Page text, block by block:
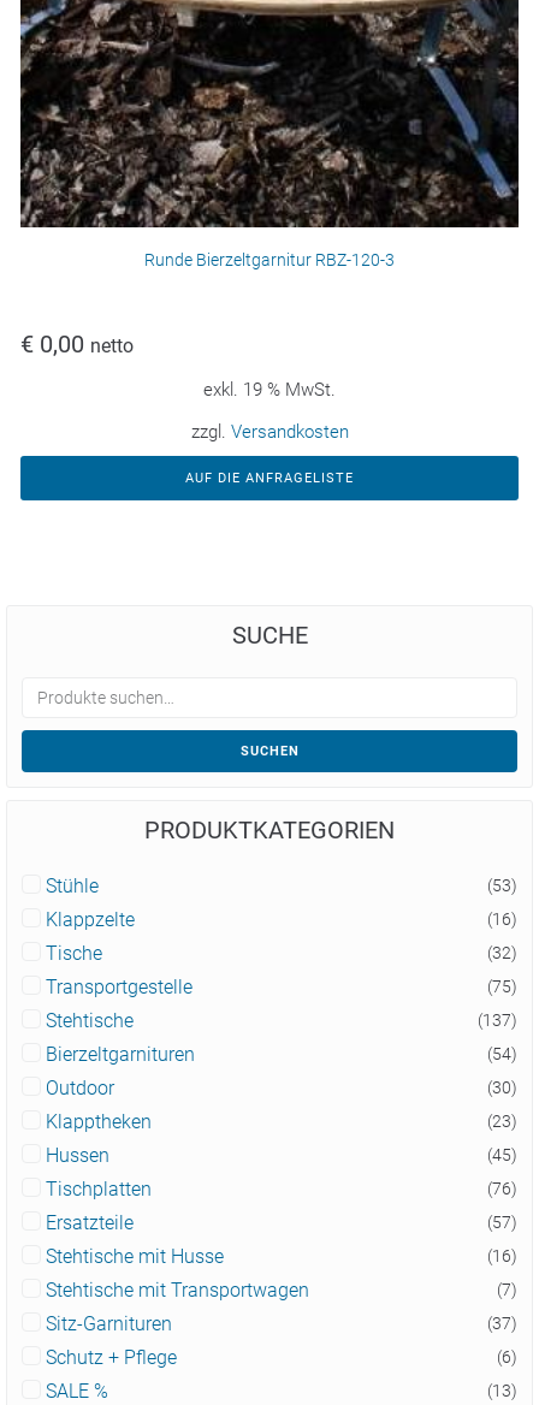
Runde Bierzeltgarnitur RBZ-120-3
€ 0,00 netto
exkl. 19 % MwSt.
zzgl. Versandkosten
AUF DIE ANFRAGELISTE
SUCHE
SUCHEN
PRODUKTKATEGORIEN
Stühle (53)
Klappzelte (16)
Tische (32)
Transportgestelle (75)
Stehtische (137)
Bierzeltgarnituren (54)
Outdoor (30)
Klapptheken (23)
Hussen (45)
Tischplatten (76)
Ersatzteile (57)
Stehtische mit Husse (16)
Stehtische mit Transportwagen (7)
Sitz-Garnituren (37)
Schutz + Pflege (6)
SALE % (13)